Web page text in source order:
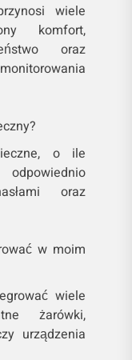
wiele
komfort,
oraz
o ile
oraz
w moim
wiele
żarówki,
urządzenia